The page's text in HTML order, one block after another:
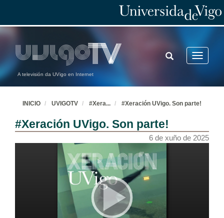
A televisión da UVigo en Internet
Toggle
TOGGLE
SEARCH
INICIO UVIGOTV #Xera... #Xeración UVigo. Son parte!
#Xeración UVigo. Son parte!
6 de xuño de 2025